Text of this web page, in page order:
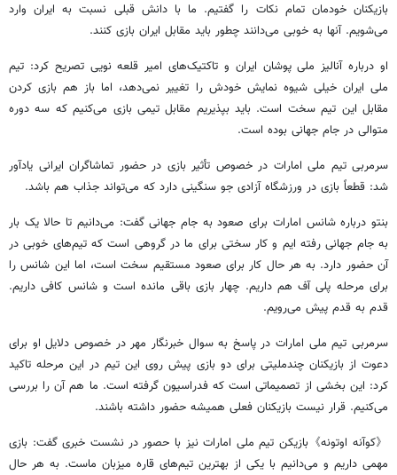
بازیکنان خودمان تمام نکات را گفتیم. ما با دانش قبلی نسبت به ایران وارد
می‌شویم. آنها به خوبی می‌دانند چطور باید مقابل ایران بازی کنند.
او درباره آنالیز ملیپوشان ایران و تاکتیک‌های امیر قلعه نویی تصریح کرد: تیم
ملی ایران خیلی شیوه نمایش خودش را تغییر نمی‌دهد، اما باز هم بازی کردن
مقابل این تیم سخت است. باید بپذیریم مقابل تیمی بازی می‌کنیم که سه دوره
متوالی در جام جهانی بوده است.
سرمربی تیم ملی امارات در خصوص تأثیر بازی در حضور تماشاگران ایرانی یادآور
شد: قطعاً بازی در ورزشگاه آزادی جو سنگینی دارد که می‌تواند جذاب هم باشد.
بنتو درباره شانس امارات برای صعود به جام جهانی گفت: می‌دانیم تا حالا یک بار
به جام جهانی رفته ایم و کار سختی برای ما در گروهی است که تیم‌های خوبی در
آن حضور دارد. به هر حال کار برای صعود مستقیم سخت است، اما این شانس را
برای مرحله پلیآفهم داریم. چهار بازی باقی مانده است و شانس کافی داریم.
قدم به قدم پیش می‌رویم.
سرمربی تیم ملی امارات در پاسخ به سوال خبرنگار مهر در خصوص دلایل او برای
دعوت از بازیکنان چندملیتی برای دو بازی پیش روی این تیم در این مرحله تاکید
کرد: این بخشی از تصمیماتی است که فدراسیون گرفته است. ما هم آن را بررسی
می‌کنیم. قرار نیست بازیکنان فعلی همیشه حضور داشته باشند.
《کوآنه اوتونه》بازیکنتیم ملی امارات نیز با حصوردر نشست خبری گفت: بازی
مهمی داریم و می‌دانیم با یکی از بهترین تیم‌های قاره میزبان ماست. به هر حال